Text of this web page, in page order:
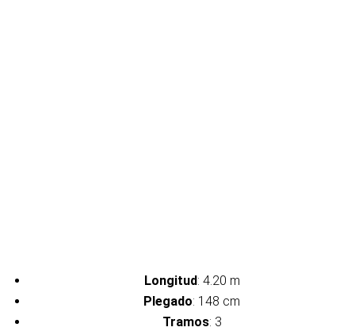
Longitud: 4.20 m
Plegado: 148 cm
Tramos: 3